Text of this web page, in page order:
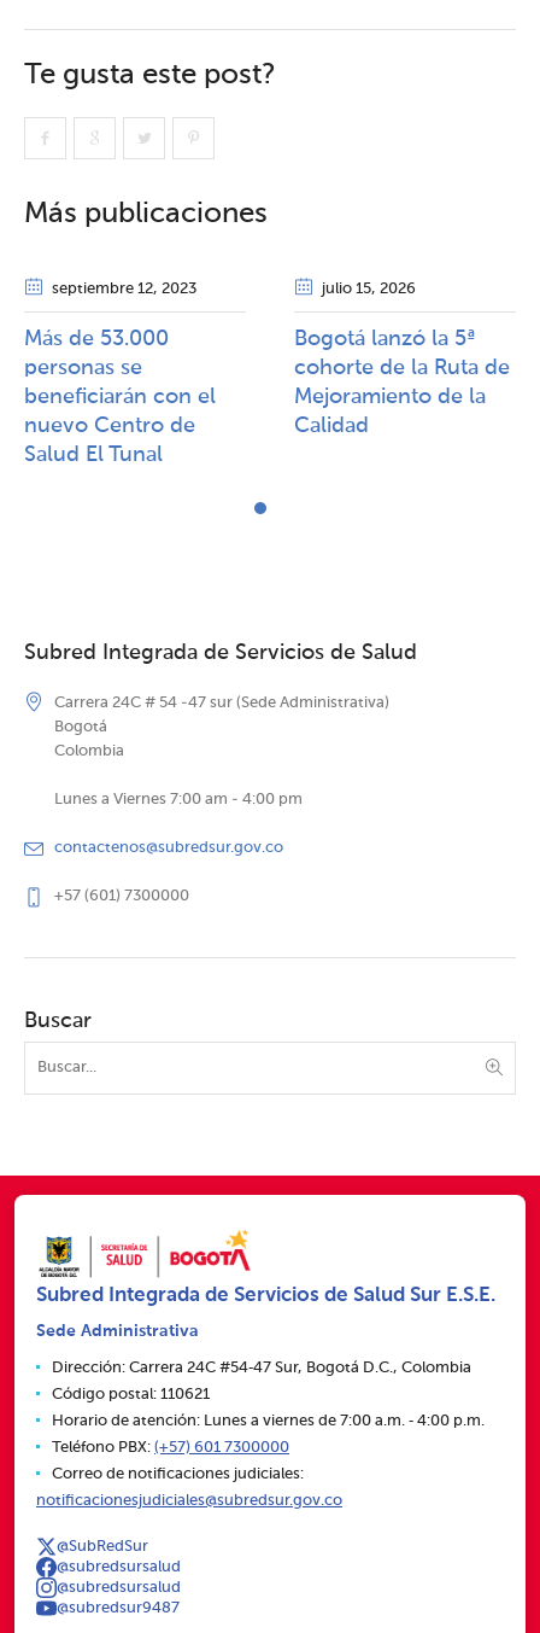
Te gusta este post?
Más publicaciones
septiembre 12, 2023
Más de 53.000
personas se
beneficiarán con el
nuevo Centro de
Salud El Tunal
julio 15, 2026
Bogotá lanzó la 5ª
cohorte de la Ruta de
Mejoramiento de la
Calidad​​
Subred Integrada de Servicios de Salud
Carrera 24C # 54 -47 sur (Sede Administrativa)
Bogotá
Colombia
Lunes a Viernes 7:00 am - 4:00 pm
contactenos@subredsur.gov.co
+57 (601) 7300000
Buscar
Subred Integrada de Servicios de Salud Sur E.S.E.
Sede Administrativa
Dirección: Carrera 24C #54‑47 Sur, Bogotá D.C., Colombia
Código postal: 110621
Horario de atención: Lunes a viernes de 7:00 a.m. ‑ 4:00 p.m.
Teléfono PBX: (+57) 601 7300000
Correo de notificaciones judiciales:
notificacionesjudiciales@subredsur.gov.co
@SubRedSur
@subredsursalud
@subredsursalud
@subredsur9487